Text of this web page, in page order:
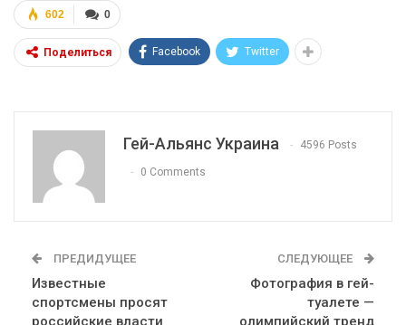
0
602
Поделиться Facebook Twitter
Гей-Альянс Украина 4596 Posts
0 Comments
ПРЕДИДУЩЕЕ
Известные
спортсмены просят
российские власти
СЛЕДУЮЩЕЕ
Фотография в гей-
туалете —
олимпийский тренд